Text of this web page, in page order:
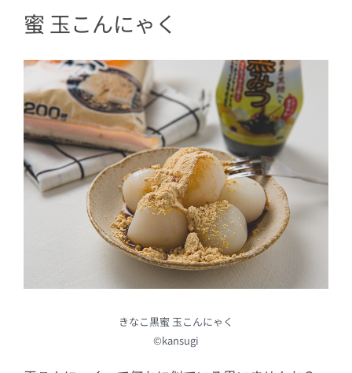
蜜 玉こんにゃく
きなこ黒蜜 玉こんにゃく
©kansugi